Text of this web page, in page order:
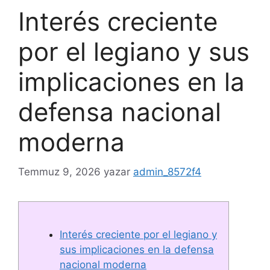
Interés creciente
por el legiano y sus
implicaciones en la
defensa nacional
moderna
Temmuz 9, 2026 yazar admin_8572f4
Interés creciente por el legiano y
sus implicaciones en la defensa
nacional moderna